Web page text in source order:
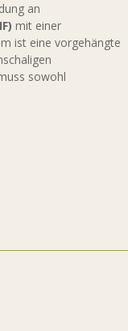
an
mit einer
ist eine vorgehängte
sowohl